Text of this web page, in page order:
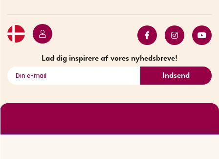
Se alle smarte produkter
Lad dig inspirere af vores nyhedsbreve!
Indsend